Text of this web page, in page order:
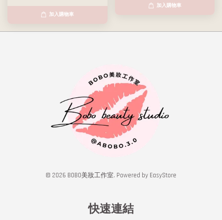
加入購物車
加入購物車
© 2026 BOBO美妝工作室. Powered by EasyStore
快速連結